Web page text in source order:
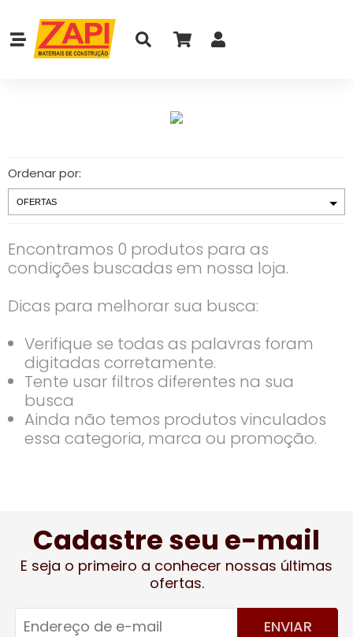
Ordenar por:
Encontramos 0 produtos para as
condições buscadas em nossa loja.
Dicas para melhorar sua busca:
Verifique se todas as palavras foram
digitadas corretamente.
Tente usar filtros diferentes na sua
busca
Ainda não temos produtos vinculados
essa categoria, marca ou promoção.
Cadastre seu e-mail
E seja o primeiro a conhecer nossas últimas
ofertas.
ENVIAR